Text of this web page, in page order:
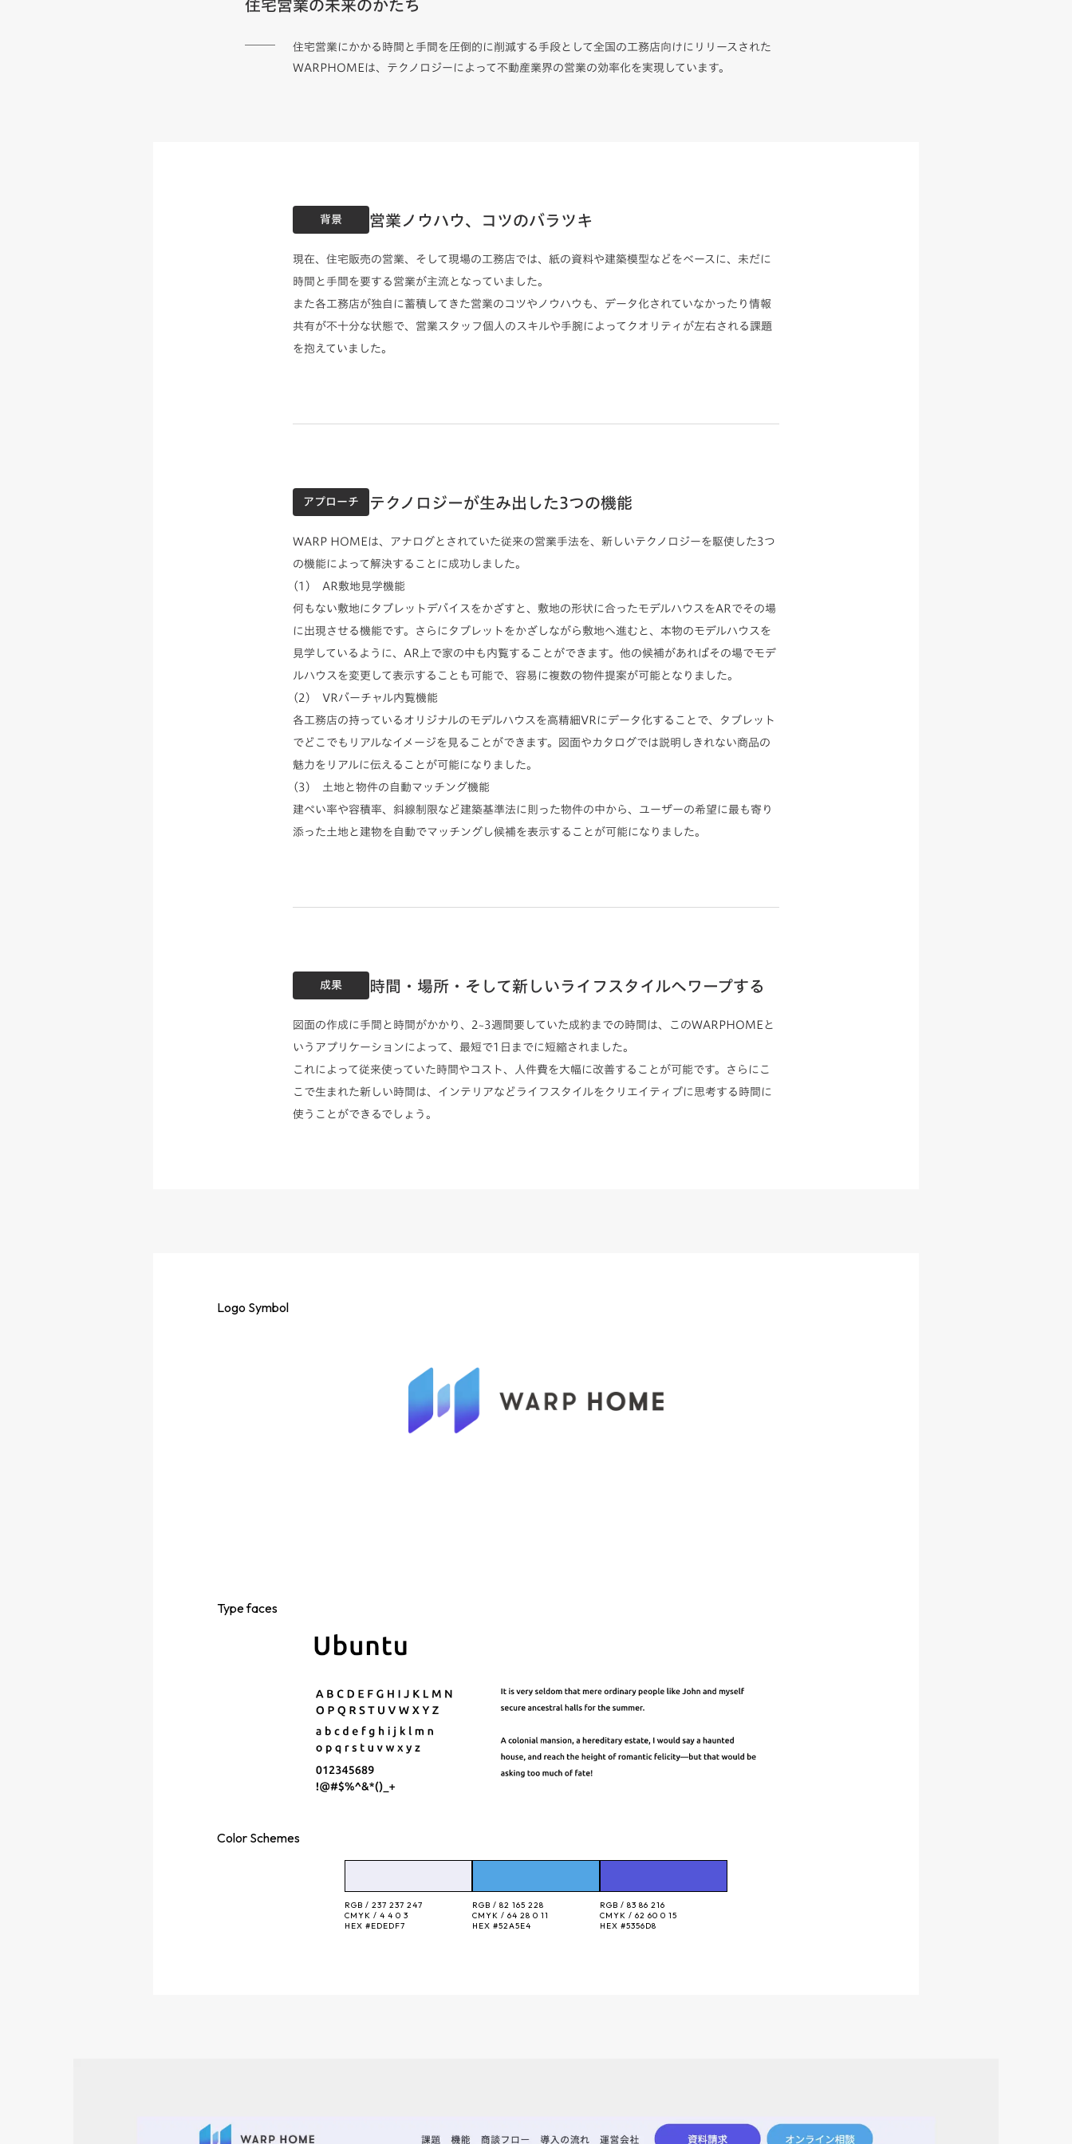
住宅営業の未来のかたち
住宅営業にかかる時間と手間を圧倒的に削減する手段として全国の工務店向けにリリースされた
WARPHOMEは、テクノロジーによって不動産業界の営業の効率化を実現しています。
背景 営業ノウハウ、コツのバラツキ
現在、住宅販売の営業、そして現場の工務店では、紙の資料や建築模型などをベースに、未だに
時間と手間を要する営業が主流となっていました。
また各工務店が独自に蓄積してきた営業のコツやノウハウも、データ化されていなかったり情報
共有が不十分な状態で、営業スタッフ個人のスキルや手腕によってクオリティが左右される課題
を抱えていました。
アプローチ テクノロジーが生み出した3つの機能
WARP HOMEは、アナログとされていた従来の営業手法を、新しいテクノロジーを駆使した3つ
の機能によって解決することに成功しました。
(1) AR敷地見学機能
何もない敷地にタブレットデバイスをかざすと、敷地の形状に合ったモデルハウスをARでその場
に出現させる機能です。さらにタブレットをかざしながら敷地へ進むと、本物のモデルハウスを
見学しているように、AR上で家の中も内覧することができます。他の候補があればその場でモデ
ルハウスを変更して表示することも可能で、容易に複数の物件提案が可能となりました。
(2) VRバーチャル内覧機能
各工務店の持っているオリジナルのモデルハウスを高精細VRにデータ化することで、タブレット
でどこでもリアルなイメージを見ることができます。図面やカタログでは説明しきれない商品の
魅力をリアルに伝えることが可能になりました。
(3) 土地と物件の自動マッチング機能
建ぺい率や容積率、斜線制限など建築基準法に則った物件の中から、ユーザーの希望に最も寄り
添った土地と建物を自動でマッチングし候補を表示することが可能になりました。
成果 時間・場所・そして新しいライフスタイルへワープする
図面の作成に手間と時間がかかり、2~3週間要していた成約までの時間は、このWARPHOMEと
いうアプリケーションによって、最短で1日までに短縮されました。
これによって従来使っていた時間やコスト、人件費を大幅に改善することが可能です。さらにこ
こで生まれた新しい時間は、インテリアなどライフスタイルをクリエイティブに思考する時間に
使うことができるでしょう。
Logo Symbol
Typefaces
Color Schemes
RGB / 237 237 247
CMYK / 4 4 0 3
HEX #EDEDF7
RGB / 82 165 228
CMYK / 64 28 0 11
HEX #52A5E4
RGB / 83 86 216
CMYK / 62 60 0 15
HEX #5356D8